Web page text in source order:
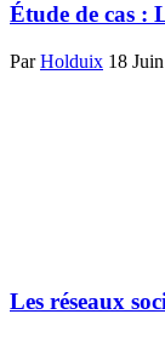
Étude de cas :
ParHolduix 18
Les réseaux